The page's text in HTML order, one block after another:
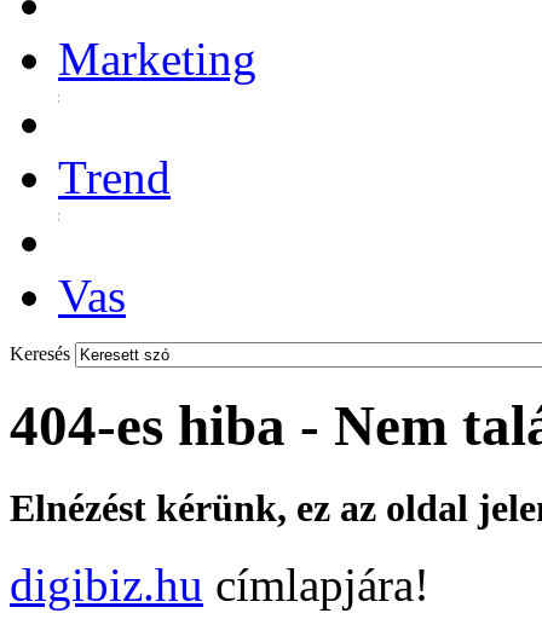
Marketing
Trend
Vas
Keresés
404-es hiba - Nem
Elnézést kérünk, ez az oldal
digibiz.hu címlapjára!